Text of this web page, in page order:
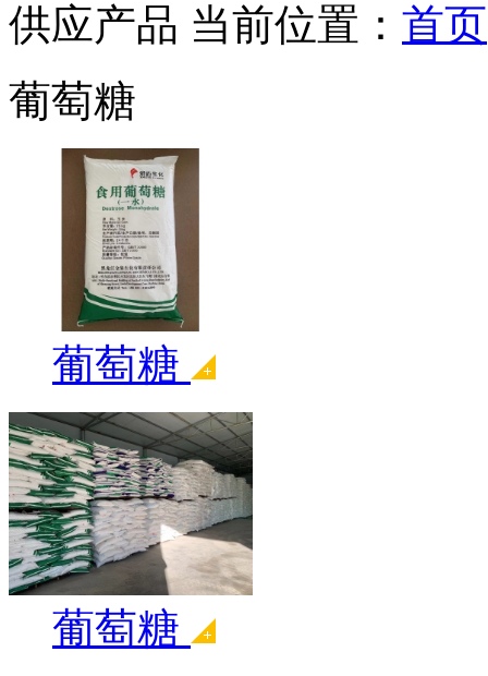
供应产品 当前位置： 首页
葡萄糖
葡萄糖
葡萄糖